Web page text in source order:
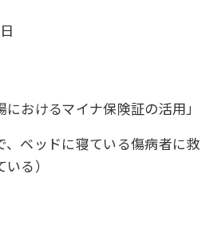
おけるマイナ保険証の活用」
、ベッドに寝ている傷病者に救
る）